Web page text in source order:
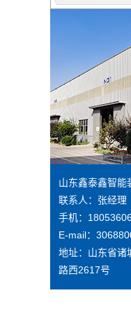
山东鑫泰鑫智能
联系人：张经理
手机：
E-mail：
地址：山东省诸
路西2617号